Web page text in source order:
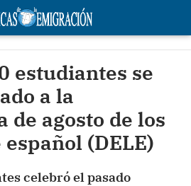
estudiantes se
a la
de agosto de los
(DELE)
celebró el pasado